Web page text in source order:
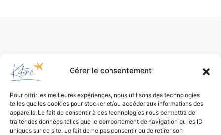
Gérer le consentement
Pour offrir les meilleures expériences, nous utilisons des technologies
telles que les cookies pour stocker et/ou accéder aux informations des
appareils. Le fait de consentir à ces technologies nous permettra de
traiter des données telles que le comportement de navigation ou les ID
uniques sur ce site. Le fait de ne pas consentir ou de retirer son